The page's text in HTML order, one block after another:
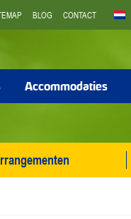
BLOG CONTACT
Accommodaties